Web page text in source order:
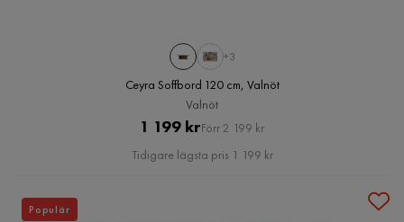
+3
Ceyra Soffbord 120 cm, Valnöt
Valnöt
Pris
1 199 krOriginal
Pris
Förr 2 199 kr
Tidigare lägsta pris 1 199 kr
Populär